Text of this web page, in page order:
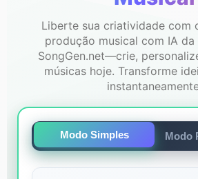
Liberte sua criatividade com
produção musical com IA da
SongGen.net—crie,
músicas hoje. Transforme
Modo Simples Modo